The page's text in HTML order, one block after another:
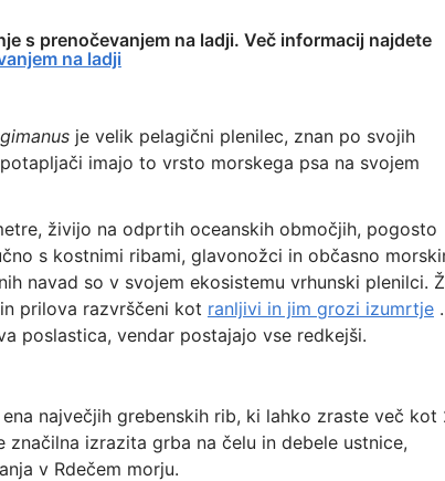
s prenočevanjem na ladji. Več informacij najdete
na ladji
je velik pelagični plenilec, znan po svojih
imajo to vrsto morskega psa na svojem
živijo na odprtih oceanskih območjih, pogosto
s kostnimi ribami, glavonožci in občasno
navad so v svojem ekosistemu vrhunski plenilci.
prilova razvrščeni kot ranljivi in jim grozi izumrtje.
poslastica, vendar postajajo vse redkejši.
ena največjih grebenskih rib, ki lahko zraste več kot
izrazita grba na čelu in debele ustnice,
v Rdečem morju.